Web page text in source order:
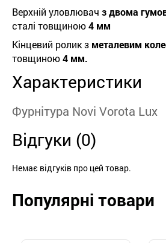
Верхній уловлювач з двома
сталі товщиною4 мм
Кінцевий ролик з металевим
товщиною4 мм.
Характеристики
Фурнітура Novi Vorota Lux
Відгуки (0)
Немає відгуків про цей товар.
Популярні товари